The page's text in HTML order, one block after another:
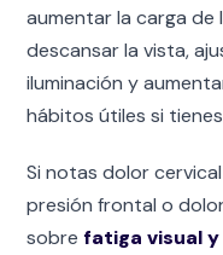
aumentar la carga de
descansar la vista,
iluminación y
hábitos útiles si
Si notas dolor
presión frontal o
sobre fatiga visual